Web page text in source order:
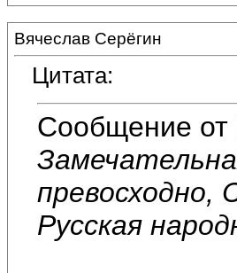
Вячеслав Серёгин
Цитата:
Сообщение от
превосходно,
Русская